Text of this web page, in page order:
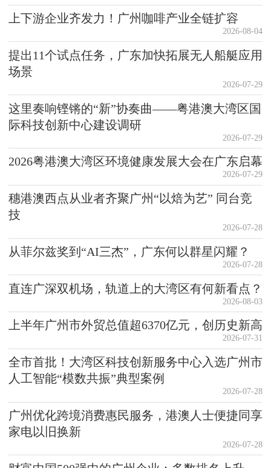
上下游企业齐发力！广州咖啡产业全链扩容
2026-08-04
提出11个试点任务，广东加快拓展无人船艇应用
场景
2026-07-29
这里奏响铿锵的“新”协奏曲——粤港澳大湾区国
际科技创新中心建设调研
2026-07-29
2026粤港澳大湾区环境健康发展大会在广东启幕
2026-07-29
穗港澳西点从业者齐聚广州“以焙为艺” 同台竞
技
2026-07-28
从菲尔兹奖到“AI三杰”，广东何以群星闪耀？
2026-07-28
直连广深双机场，轨道上的大湾区有何新看点？
2026-08-03
上半年广州市外贸总值超6370亿元，创历史新高
2026-07-31
全市首批！大湾区科技创新服务中心入选广州市
人工智能“模数共振”典型案例
2026-07-28
广州优化跨境消费惠民服务，港澳人士便捷同享
家电以旧换新
2026-07-28